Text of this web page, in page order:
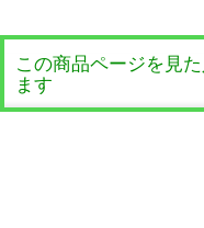
この商品ページを見
ます